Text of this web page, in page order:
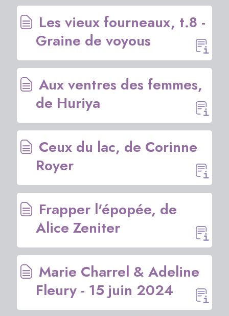
Les vieux fourneaux, t.8 -
Graine de voyous
Aux ventres des femmes,
de Huriya
Ceux du lac, de Corinne
Royer
Frapper l'épopée, de
Alice Zeniter
Marie Charrel & Adeline
Fleury - 15 juin 2024